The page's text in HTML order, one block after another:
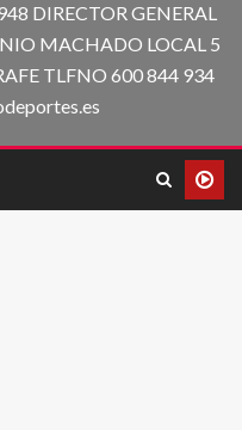
DIRECTOR GENERAL
MACHADO LOCAL 5
TLFNO 600 844 934